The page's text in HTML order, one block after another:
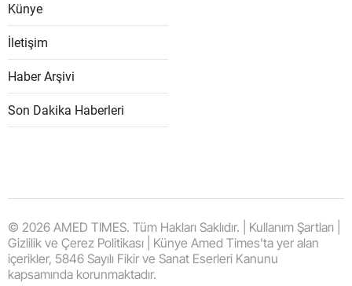
Künye
İletişim
Haber Arşivi
Son Dakika Haberleri
© 2026 AMED TIMES. Tüm Hakları Saklıdır. | Kullanım Şartları |
Gizlilik ve Çerez Politikası | Künye Amed Times'ta yer alan
içerikler, 5846 Sayılı Fikir ve Sanat Eserleri Kanunu
kapsamında korunmaktadır.